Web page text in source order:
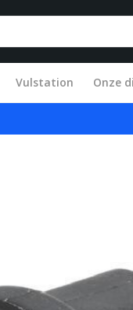
Vulstation Onze
Snel en vakkundig